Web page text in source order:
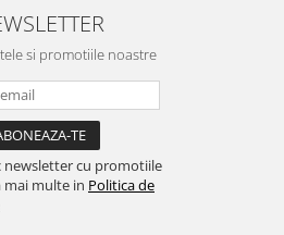
si promotiile noastre
newsletter cu promotiile
mai multe in Politica de